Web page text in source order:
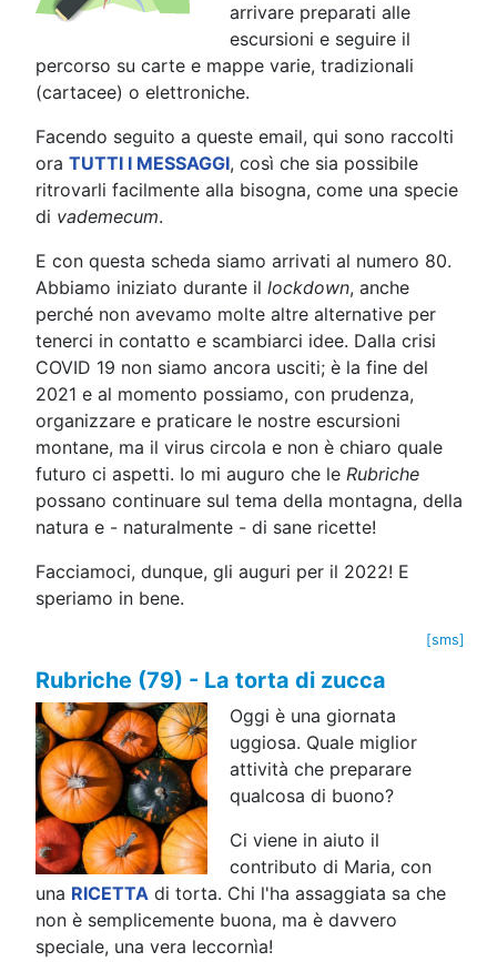
arrivare preparati alle
escursioni e seguire il
percorso su carte e mappe varie, tradizionali
(cartacee) o elettroniche.
Facendo seguito a queste email, qui sono raccolti
ora TUTTI I MESSAGGI, così che sia possibile
ritrovarli facilmente alla bisogna, come una specie
di vademecum.
E con questa scheda siamo arrivati al numero 80.
Abbiamo iniziato durante il lockdown, anche
perché non avevamo molte altre alternative per
tenerci in contatto e scambiarci idee. Dalla crisi
COVID 19 non siamo ancora usciti; è la fine del
2021 e al momento possiamo, con prudenza,
organizzare e praticare le nostre escursioni
montane, ma il virus circola e non è chiaro quale
futuro ci aspetti. Io mi auguro che le Rubriche
possano continuare sul tema della montagna, della
natura e - naturalmente - di sane ricette!
Facciamoci, dunque, gli auguri per il 2022! E
speriamo in bene.
[sms]
Rubriche (79) - La torta di zucca
Oggi è una giornata
uggiosa. Quale miglior
attività che preparare
qualcosa di buono?
Ci viene in aiuto il
contributo di Maria, con
una RICETTA di torta. Chi l'ha assaggiata sa che
non è semplicemente buona, ma è davvero
speciale, una vera leccornìa!